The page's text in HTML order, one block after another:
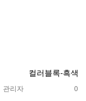
컬러블록-흑색
관리자 0